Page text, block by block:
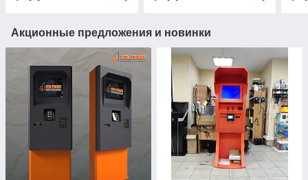
Акционные предложения и новинки